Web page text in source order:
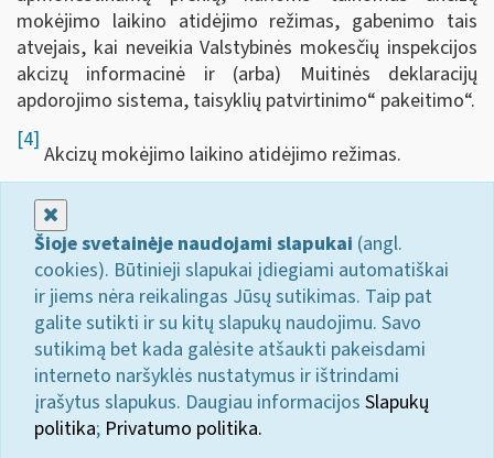
mokėjimo laikino atidėjimo režimas, gabenimo tais
atvejais, kai neveikia Valstybinės mokesčių inspekcijos
akcizų informacinė ir (arba) Muitinės deklaracijų
apdorojimo sistema, taisyklių patvirtinimo“ pakeitimo“.
[4]
Akcizų mokėjimo laikino atidėjimo režimas.
Šioje svetainėje naudojami slapukai (angl.
cookies). Būtinieji slapukai įdiegiami automatiškai
ir jiems nėra reikalingas Jūsų sutikimas. Taip pat
galite sutikti ir su kitų slapukų naudojimu. Savo
sutikimą bet kada galėsite atšaukti pakeisdami
interneto naršyklės nustatymus ir ištrindami
įrašytus slapukus. Daugiau informacijos Slapukų
politika; Privatumo politika.